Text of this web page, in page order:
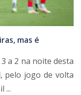
mas é
a 2 na noite desta
pelo jogo de volta
...